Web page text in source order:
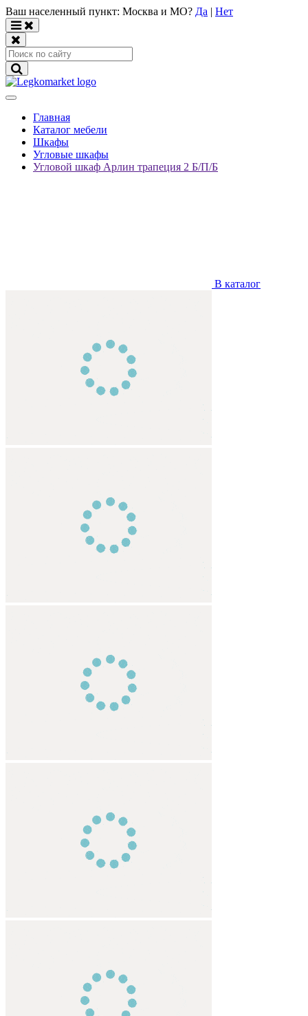
Ваш населенный пункт: Москва и МО? Да | Нет
Главная
Каталог мебели
Шкафы
Угловые шкафы
Угловой шкаф Арлин трапеция 2 Б/П/Б
В каталог